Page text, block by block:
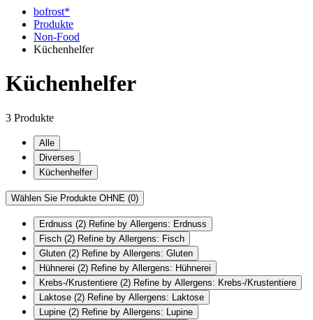
bofrost*
Produkte
Non-Food
Küchenhelfer
Küchenhelfer
3 Produkte
Alle
Diverses
Küchenhelfer
Wählen Sie Produkte OHNE (0)
Erdnuss (2) Refine by Allergens: Erdnuss
Fisch (2) Refine by Allergens: Fisch
Gluten (2) Refine by Allergens: Gluten
Hühnerei (2) Refine by Allergens: Hühnerei
Krebs-/Krustentiere (2) Refine by Allergens: Krebs-/Krustentiere
Laktose (2) Refine by Allergens: Laktose
Lupine (2) Refine by Allergens: Lupine